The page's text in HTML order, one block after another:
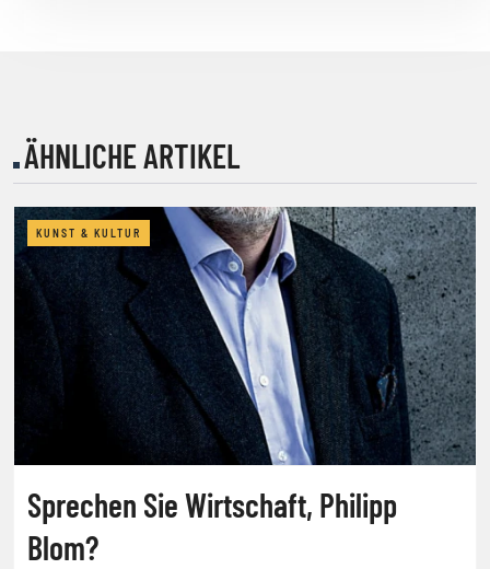
ÄHNLICHE ARTIKEL
KUNST & KULTUR
Sprechen Sie Wirtschaft, Philipp
Blom?